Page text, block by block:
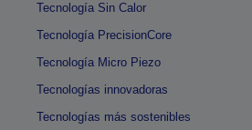
Tecnología Sin Calor
Tecnología PrecisionCore
Tecnología Micro Piezo
Tecnologías innovadoras
Tecnologías más sostenibles